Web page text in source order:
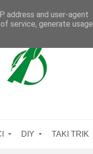
DIY TAKI TRIK
address and user-agent
service, generate usage